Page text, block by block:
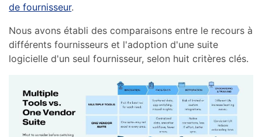
de fournisseur.
Nous avons établi des comparaisons entre le recours à
différents fournisseurs et l'adoption d'une suite
logicielle d'un seul fournisseur, selon huit critères clés.